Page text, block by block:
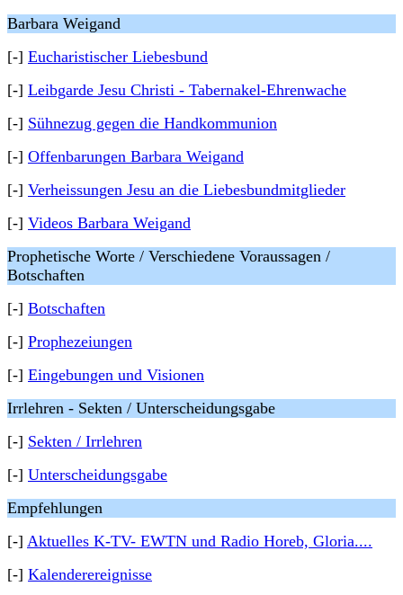
Barbara Weigand
[-] Eucharistischer Liebesbund
[-] Leibgarde Jesu Christi - Tabernakel-Ehrenwache
[-] Sühnezug gegen die Handkommunion
[-] Offenbarungen Barbara Weigand
[-] Verheissungen Jesu an die Liebesbundmitglieder
[-] Videos Barbara Weigand
Prophetische Worte / Verschiedene Voraussagen /
Botschaften
[-] Botschaften
[-] Prophezeiungen
[-] Eingebungen und Visionen
Irrlehren - Sekten / Unterscheidungsgabe
[-] Sekten / Irrlehren
[-] Unterscheidungsgabe
Empfehlungen
[-] Aktuelles K-TV- EWTN und Radio Horeb, Gloria....
[-] Kalenderereignisse